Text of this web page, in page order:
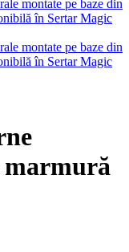
marmură